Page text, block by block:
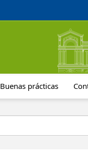
Buenas prácticas